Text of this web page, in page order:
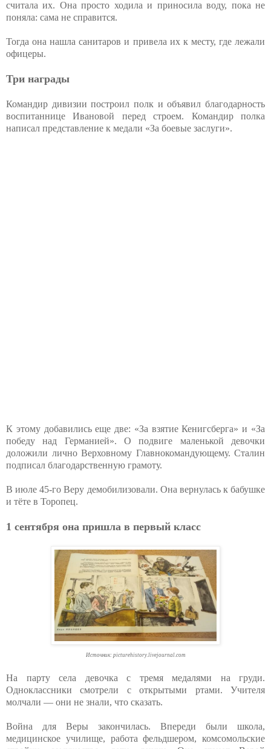
считала их. Она просто ходила и приносила воду, пока не
поняла: сама не справится.
Тогда она нашла санитаров и привела их к месту, где лежали
офицеры.
Три награды
Командир дивизии построил полк и объявил благодарность
воспитаннице Ивановой перед строем. Командир полка
написал представление к медали «За боевые заслуги».
К этому добавились еще две: «За взятие Кенигсберга» и «За
победу над Германией». О подвиге маленькой девочки
доложили лично Верховному Главнокомандующему. Сталин
подписал благодарственную грамоту.
В июле 45-го Веру демобилизовали. Она вернулась к бабушке
и тёте в Торопец.
1 сентября она пришла в первый класс
Источник: picturehistory.livejournal.com
На парту села девочка с тремя медалями на груди.
Одноклассники смотрели с открытыми ртами. Учителя
молчали — они не знали, что сказать.
Война для Веры закончилась. Впереди были школа,
медицинское училище, работа фельдшером, комсомольские